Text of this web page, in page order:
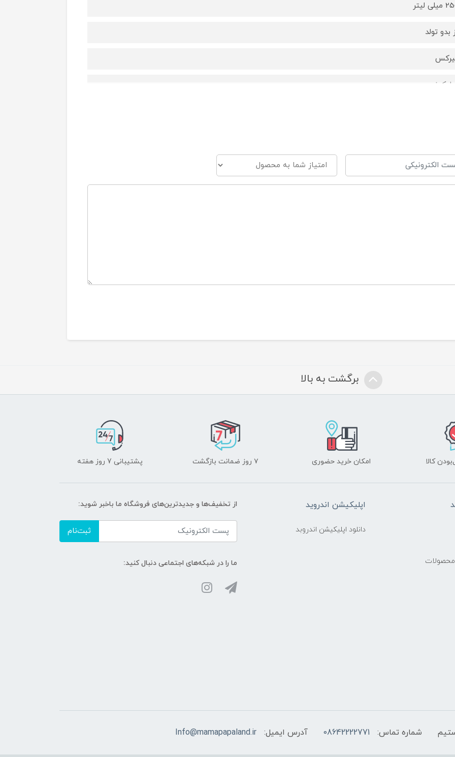
لیتر
بدو تولد
سلیکونی
رفلاکس
برگشت به بالا
کالا امکان خرید حضوری ۷ روز ضمانت بازگشت پشتیبانی 7 روز هفته
محصولات
اپلیکیشن اندروید
دانلود اپلیکیشن اندروبد
از تخفیف‌ها و جدیدترین‌های فروشگاه ما باخبر شوید:
ثبت‌نام
ما را در شبکه‌های اجتماعی دنبال کنید:
شماره تماس: 08642222771 آدرس ایمیل: Info@mamapapaland.ir